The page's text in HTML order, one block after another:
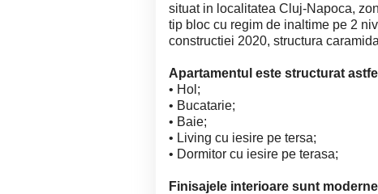
situat in localitatea Cluj-Napoca,
tip bloc cu regim de inaltime pe 2
constructiei 2020, structura
Apartamentul este structurat
• Hol;
• Bucatarie;
• Baie;
• Living cu iesire pe tersa;
• Dormitor cu iesire pe terasa;
Finisajele interioare sunt moderne